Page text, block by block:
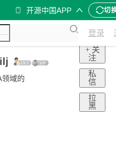
开源中国APP 切
登录
领域的
+ 关
注
私
信
拉
黑